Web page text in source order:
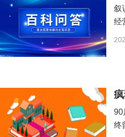
叙
经
90
终